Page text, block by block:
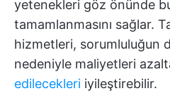
yetenekleri göz önünde
tamamlanmasını sağlar.
hizmetleri, sorumluluğun
nedeniyle maliyetleri
edilecekleri iyileştirebilir.